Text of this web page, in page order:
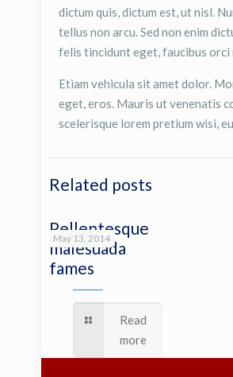
dictum quis, dictum est, ut nisl.
tellus non arcu. Sed non enim
felis tincidunt eget, faucibus orci
Etiam vehicula sit amet dolor.
eget, eros. Mauris ut venenatis
scelerisque lorem pretium wisi,
Related posts
May 13, 2014
Pellentesque
malesuada
fames
Read
more